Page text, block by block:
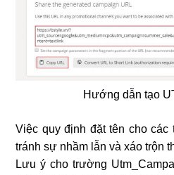
Hướng dẫn tạo
Việc quy định đặt tên cho
tránh sự nhầm lẫn và xáo trộn
Lưu ý cho trường